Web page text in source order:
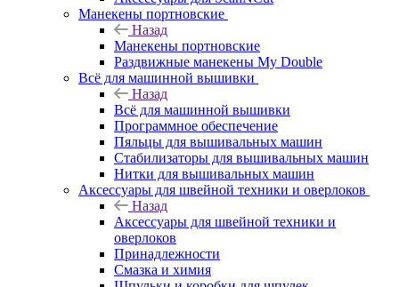
Манекены портновские
Назад
Манекены портновские
Раздвижные манекены My Double
Всё для машинной вышивки
Назад
Всё для машинной вышивки
Программное обеспечение
Пяльцы для вышивальных машин
Стабилизаторы для вышивальных машин
Нитки для вышивальных машин
Аксессуары для швейной техники и оверлоков
Назад
Аксессуары для швейной техники и
оверлоков
Принадлежности
Смазка и химия